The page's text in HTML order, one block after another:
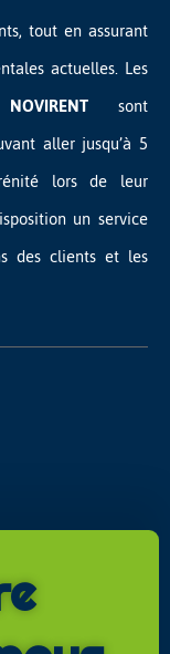
tout en assurant
actuelles. Les
NOVIRENT sont
aller jusqu’à 5
lors de leur
un service
des clients et les